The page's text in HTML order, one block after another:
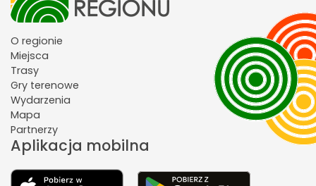
O regionie
Miejsca
Trasy
Gry terenowe
Wydarzenia
Mapa
Partnerzy
Aplikacja mobilna